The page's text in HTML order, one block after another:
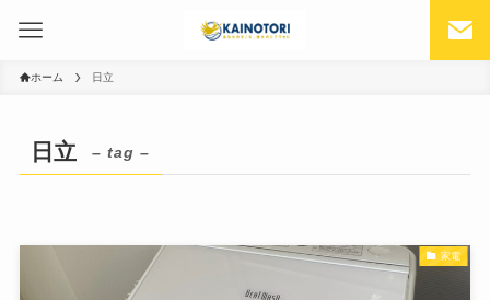
ホーム 日立
日立 – tag –
家電